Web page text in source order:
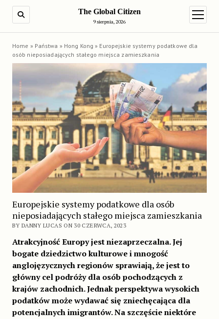
The Global Citizen
9 sierpnia, 2026
open
Home » Państwa » Hong Kong » Europejskie systemy podatkowe dla
osób nieposiadających stałego miejsca zamieszkania
Europejskie systemy podatkowe dla osób
nieposiadających stałego miejsca zamieszkania
BY DANNY LUCAS ON 30 CZERWCA, 2023
Atrakcyjność Europy jest niezaprzeczalna. Jej
bogate dziedzictwo kulturowe i mnogość
anglojęzycznych regionów sprawiają, że jest to
główny cel podróży dla osób pochodzących z
krajów zachodnich. Jednak perspektywa wysokich
podatków może wydawać się zniechęcająca dla
potencjalnych imigrantów. Na szczęście niektóre